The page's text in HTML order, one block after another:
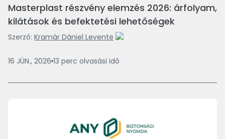
Masterplast részvény elemzés 2026: árfolyam,
kilátások és befektetési lehetőségek
Szerző: Kramár Dániel Levente
16 JÚN., 2026 13 perc olvasási idő